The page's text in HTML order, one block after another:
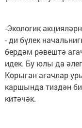
-Экологик
- ди бүлек
бердәм рәвештә
идек. Бу юлы да
Корыган агачлар
каршында тиздән
китәчәк.